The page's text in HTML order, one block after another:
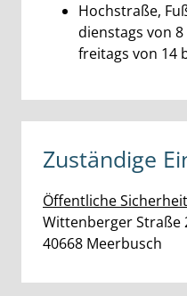
Hochstraße,
dienstags von
freitags von 14
Zuständige
Öffentliche
Straße:
Wittenberger Straße
PLZ:
40668 Ort:
Meerbusch